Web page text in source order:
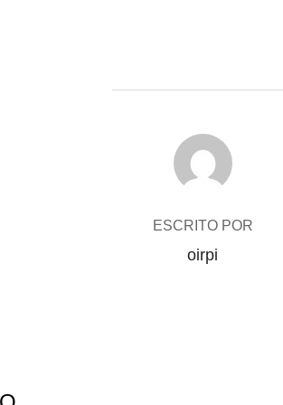
AUTOR DE LA
ESCRITO POR
oirpi